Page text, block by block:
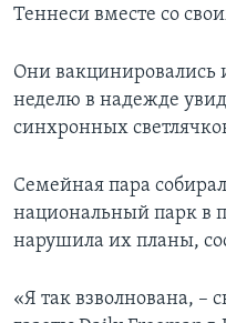
Теннеси вместе со
Они вакцинировались
неделю в надежде
синхронных
Семейная пара
национальный парк в
нарушила их планы,
«Я так взволнована, –